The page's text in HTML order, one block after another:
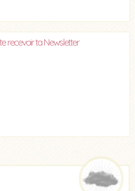
recevoir ta Newsletter